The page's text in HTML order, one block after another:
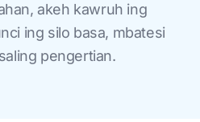
akeh kawruh ing
ing silo basa, mbatesi
pengertian.